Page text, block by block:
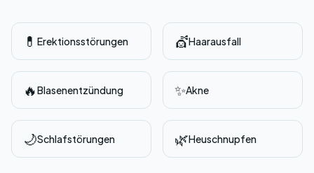
💊 Erektionsstörungen 💇Haarausfall
🔥Blasenentzündung ✨Akne
🌙Schlafstörungen 🌿Heuschnupfen